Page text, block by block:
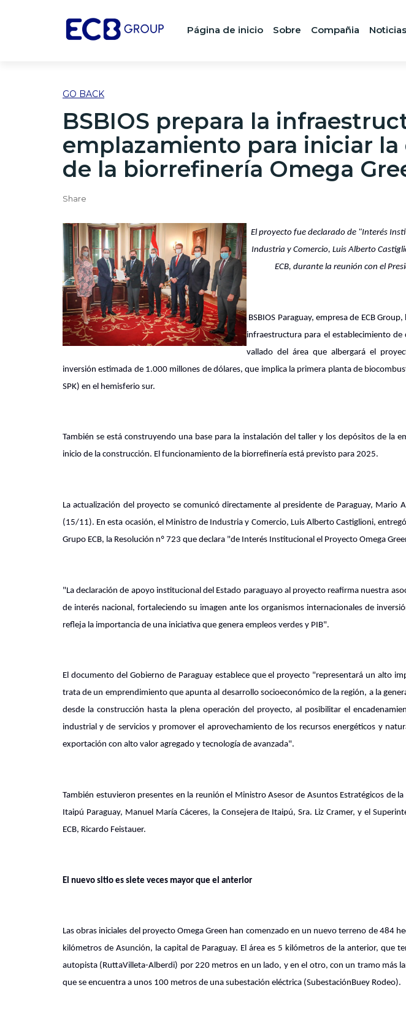
Página de inicio Sobre Compañia Noticias
GO BACK
BSBIOS prepara la
emplazamiento para iniciar
de la biorrefinería Omega
Share
El proyecto fue declarado de "Interés
Industria y Comercio, Luis Alberto
ECB, durante la reunión con el
BSBIOS Paraguay, empresa de ECB
infraestructura para el establecimiento
vallado del área que albergará el
inversión estimada de 1.000 millones de dólares, que implica la primera planta de
SPK) en el hemisferio sur.
También se está construyendo una base para la instalación del taller y los depósitos de la
inicio de la construcción. El funcionamiento de la biorrefinería está previsto para 2025.
La actualización del proyecto se comunicó directamente al presidente de Paraguay, Mario
(15/11). En esta ocasión, el Ministro de Industria y Comercio, Luis Alberto Castiglioni,
Grupo ECB, la Resolución nº 723 que declara "de Interés Institucional el Proyecto Omega
"La declaración de apoyo institucional del Estado paraguayo al proyecto reafirma nuestra
de interés nacional, fortaleciendo su imagen ante los organismos internacionales de
refleja la importancia de una iniciativa que genera empleos verdes y PIB".
El documento del Gobierno de Paraguay establece que el proyecto "representará un alto
trata de un emprendimiento que apunta al desarrollo socioeconómico de la región, a la
desde la construcción hasta la plena operación del proyecto, al posibilitar el
industrial y de servicios y promover el aprovechamiento de los recursos energéticos y
exportación con alto valor agregado y tecnología de avanzada".
También estuvieron presentes en la reunión el Ministro Asesor de Asuntos Estratégicos de la
Itaipú Paraguay, Manuel María Cáceres, la Consejera de Itaipú, Sra. Liz Cramer, y el
ECB, Ricardo Feistauer.
El nuevo sitio es siete veces mayor que el anterior
Las obras iniciales del proyecto Omega Green han comenzado en un nuevo terreno de 484
kilómetros de Asunción, la capital de Paraguay. El área es 5 kilómetros de la anterior, que
autopista (RuttaVilleta-Alberdi) por 220 metros en un lado, y en el otro, con un tramo más
que se encuentra a unos 100 metros de una subestación eléctrica (SubestaciónBuey Rodeo).